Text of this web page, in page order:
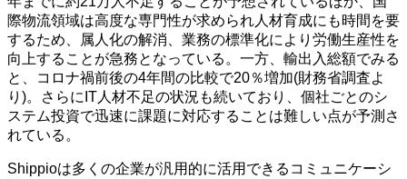
際物流領域は高度な専門性が求められ人材育成にも時間を要
するため、属人化の解消、業務の標準化により労働生産性を
向上することが急務となっている。一方、輸出入総額でみる
と、コロナ禍前後の4年間の比較で20％増加(財務省調査よ
り)。さらにIT人材不足の状況も続いており、個社ごとのシ
ステム投資で迅速に課題に対応することは難しい点が予測さ
れている。
Shippioは多くの企業が汎用的に活用できるコミュニケーシ